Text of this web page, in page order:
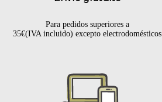
Para pedidos superiores a
35€(IVA incluido) excepto electrodomésticos